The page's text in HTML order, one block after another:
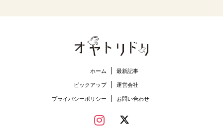
ホーム 最新記事
ピックアップ 運営会社
プライバシーポリシー お問い合わせ